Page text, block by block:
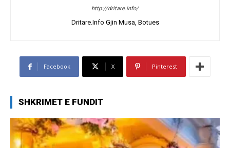
http://dritare.info/
Dritare.Info Gjin Musa, Botues
Facebook X Pinterest
SHKRIMET E FUNDIT